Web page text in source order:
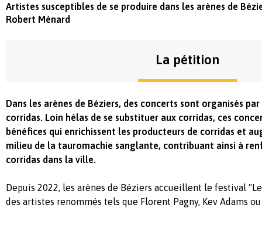
Artistes susceptibles de se produire dans les arènes de
Robert Ménard
La pétition
Dans les arènes de Béziers, des concerts sont organisés
corridas. Loin hélas de se substituer aux corridas, ces
bénéfices qui enrichissent les producteurs de corridas et
milieu de la tauromachie sanglante, contribuant ainsi à
corridas dans la ville.
Depuis 2022, les arènes de Béziers accueillent le festival
des artistes renommés tels que Florent Pagny, Kev Adams